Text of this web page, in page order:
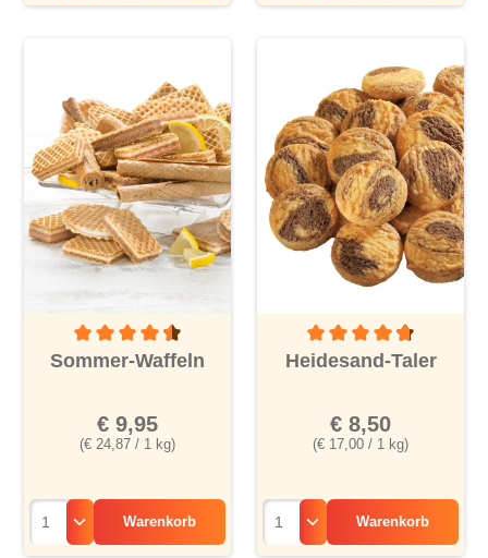
Durchschnittliche Bewertung von 4.5 von 5 Sternen
Sommer-Waffeln
(€ 24,87 / 1 kg)
€ 9,95
Warenkorb
Durchschnittliche
Heidesand-Taler
(€ 17,00 / 1 kg)
€ 8,50
Warenkorb